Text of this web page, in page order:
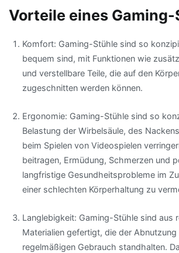
Vorteile eines
Komfort: Gaming-Stühle sind so
bequem sind, mit Funktionen wie
und verstellbare Teile, die auf den
zugeschnitten werden können.
Ergonomie: Gaming-Stühle sind so
Belastung der Wirbelsäule, des
beim Spielen von Videospielen
beitragen, Ermüdung, Schmerzen und
langfristige Gesundheitsprobleme im
einer schlechten Körperhaltung zu
Langlebigkeit: Gaming-Stühle sind aus
Materialien gefertigt, die der Abnutzung
regelmäßigen Gebrauch standhalten.